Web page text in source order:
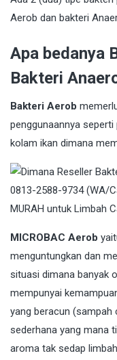
Aerob dan bakteri
Apa bedanya
Bakteri
Bakteri Aerob
penggunaannya
kolam ikan dimana
MICROBAC Aerob
menguntungkan dan
situasi dimana banyak
mempunyai
yang beracun (sampah
sederhana yang mana
aroma tak sedap